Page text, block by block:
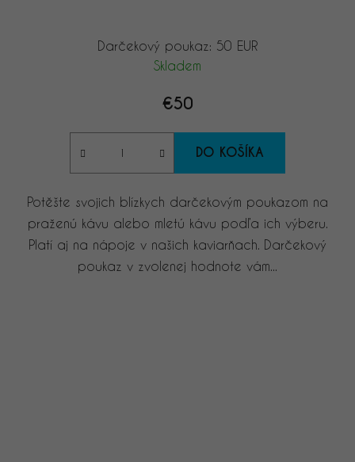
Darčekový poukaz: 50 EUR
Skladem
€50
DO KOŠÍKA
Potěšte svojich blízkych darčekovým poukazom na
praženú kávu alebo mletú kávu podľa ich výberu.
Platí aj na nápoje v našich kaviarňach. Darčekový
poukaz v zvolenej hodnote vám...